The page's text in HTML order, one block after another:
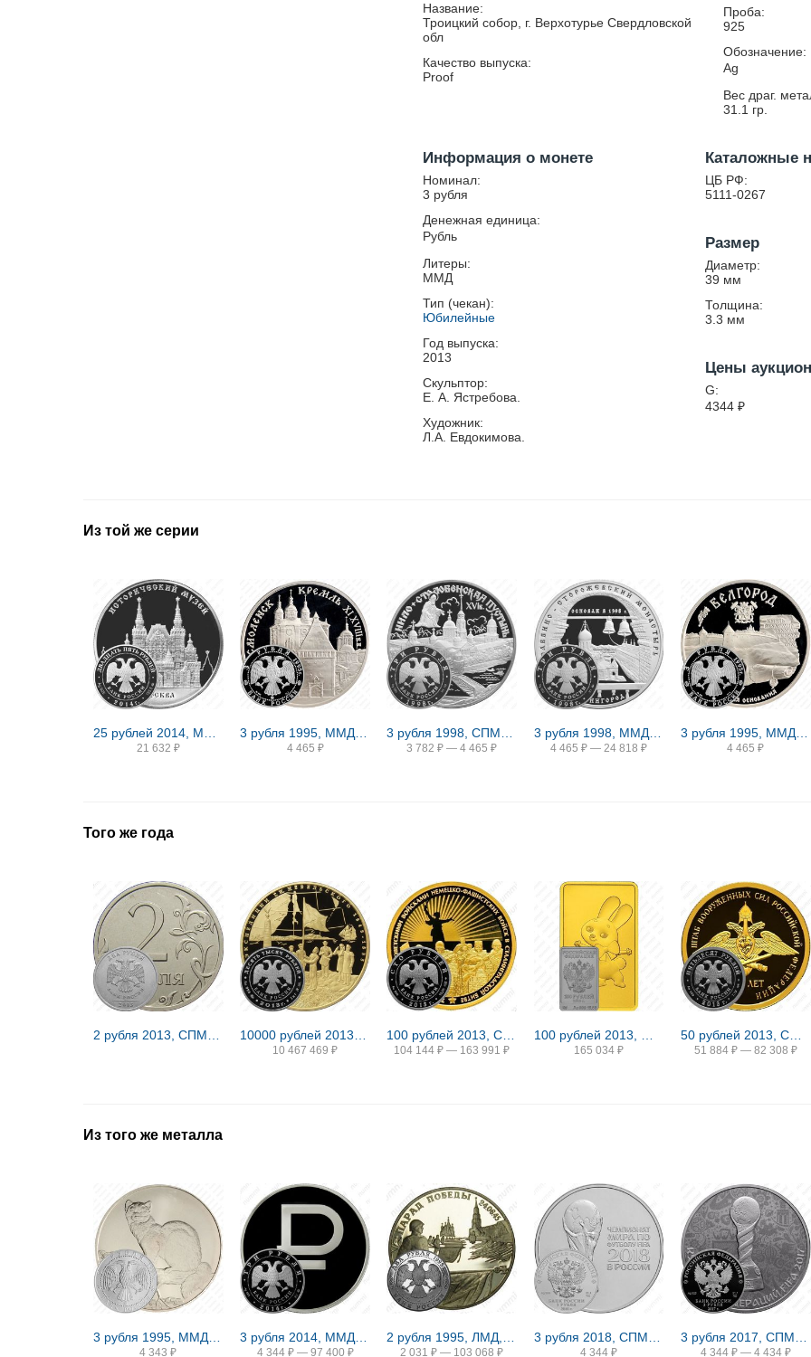
Название:
Троицкий собор, г. Верхотурье Свердловской
обл
Качество выпуска:
Proof
Проба:
925
Обозначение:
Ag
Вес драг.
31.1 гр.
Информация о монете
Номинал:
3 рубля
Денежная единица:
Рубль
Литеры:
ММД
Тип (чекан):
Юбилейные
Год выпуска:
2013
Скульптор:
Е. А. Ястребова.
Художник:
Л.А. Евдокимова.
Каталожные
ЦБ РФ:
5111-0267
Размер
Диаметр:
39 мм
Толщина:
3.3 мм
Цены
G:
4344 ₽
Из той же серии
21 632 ₽ 4 465 ₽ 3 782 ₽ — 4 465 ₽
3 рубля 1998, ММД, монастырь Proof
4 465 ₽ — 24 818 ₽
3 рубля 1995, ММД, Белгород Proof
4 465 ₽
Того же года
10 467 469 ₽ 104 144 ₽ — 163 991 ₽ 165 034 ₽
50 рублей 2013, СПМД, Генеральный штаб Proof
51 884 ₽ — 82 308 ₽
Из того же металла
4 343 ₽ 4 344 ₽ — 97 400 ₽ 2 031 ₽ — 103 068 ₽ 4 344 ₽ 4 344 ₽ — 4 434 ₽